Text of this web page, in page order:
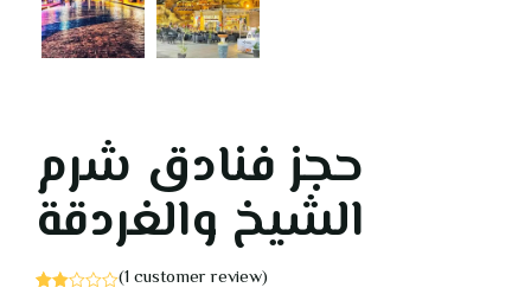
حجز فنادق شرم
الشيخ والغردقة
(1customer review)